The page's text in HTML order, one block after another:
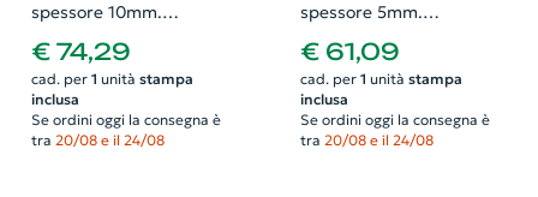
spessore 10mm.
Possibilità di richiedere
anche il progetto grafico
€ 74,29
cad. per 1 unità stampa
inclusa
Se ordini oggi la consegna è
tra 20/08 e il 24/08
spessore 5mm.
Possibilità di richiedere
anche il progetto grafico
€ 61,09
cad. per 1 unità stampa
inclusa
Se ordini oggi la consegna è
tra 20/08 e il 24/08